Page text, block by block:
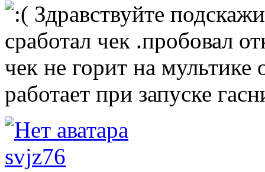
Здравствуйте
сработал чек .пробовал
чек не горит на
работает при запуске
svjz76